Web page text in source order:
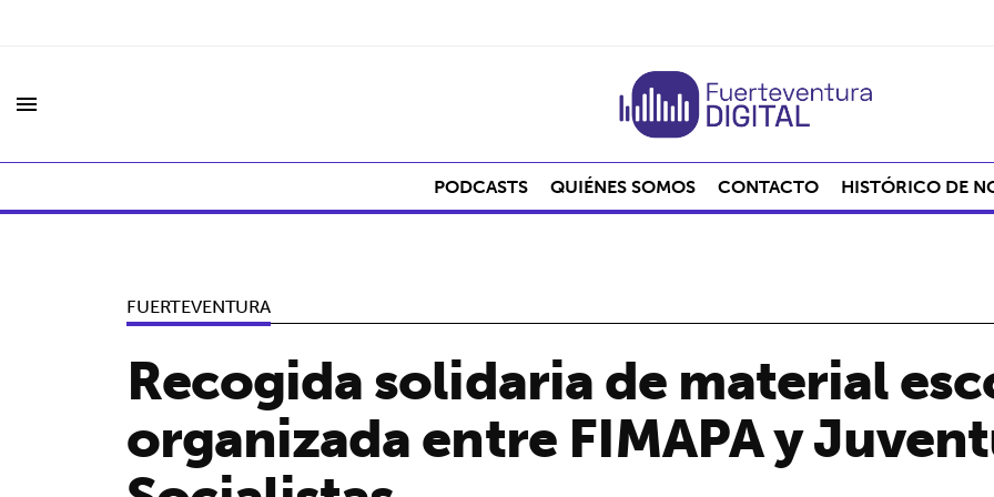
menu
PODCASTS QUIÉNES SOMOS CONTACTO HISTÓRICO DE
FUERTEVENTURA
Recogida solidaria de material
organizada entre FIMAPA y